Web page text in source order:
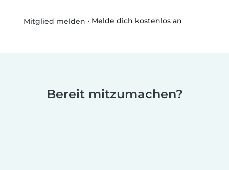
Mitglied melden • Melde dich kostenlos an
Bereit mitzumachen?